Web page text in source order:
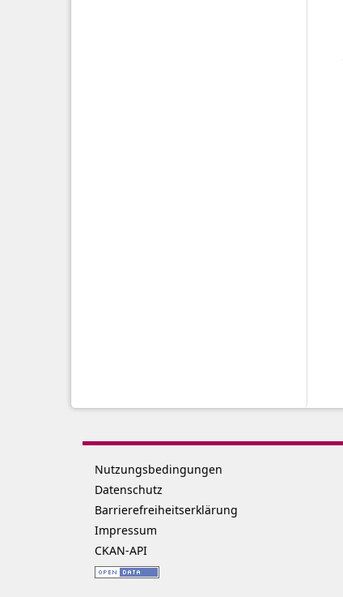
Nutzungsbedingungen
Datenschutz
Barrierefreiheitserklärung
Impressum
CKAN-API